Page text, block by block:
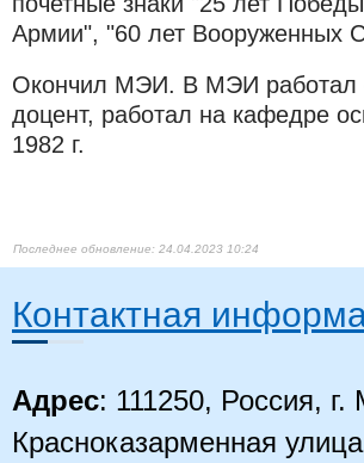
Армии", "60 лет Вооруженных
Окончил МЭИ. В МЭИ работал с
доцент, работал на кафедре
1982 г.
24.04.2023 10:24
Контактная
Адрес: 111250, Россия, г.
Красноказарменная